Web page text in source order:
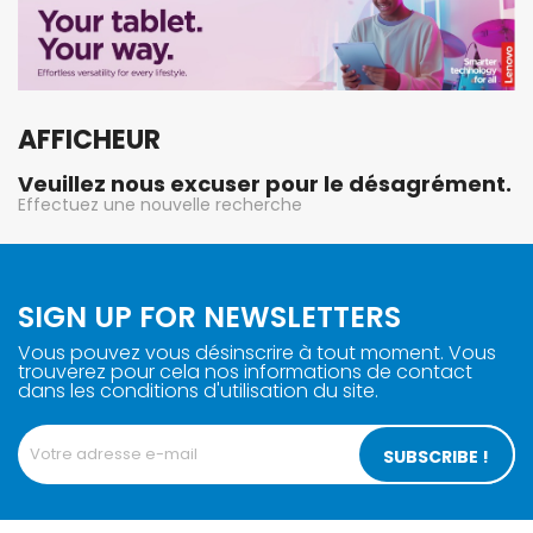
AFFICHEUR
Veuillez nous excuser pour le désagrément.
Effectuez une nouvelle recherche
SIGN UP FOR NEWSLETTERS
Vous pouvez vous désinscrire à tout moment. Vous
trouverez pour cela nos informations de contact
dans les conditions d'utilisation du site.
SUBSCRIBE !